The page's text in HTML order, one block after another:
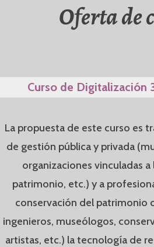
Oferta de
Curso de Digitalización
La propuesta de este curso es
de gestión pública y privada
organizaciones vinculadas
patrimonio, etc.) y a
conservación del patrimonio
ingenieros, museólogos,
artistas, etc.) la tecnología de